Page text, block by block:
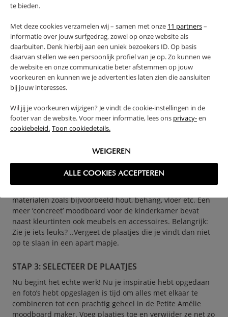
te bieden.
Met deze cookies verzamelen wij – samen met onze 11 partners–
informatie over jouw surfgedrag, zowel op onze website als
daarbuiten. Denk hierbij aan een uniek bezoekers ID. Op basis
daarvan stellen we een persoonlijk profiel van je op. Zo kunnen we
de website en onze communicatie beter afstemmen op jouw
voorkeuren en kunnen we je advertenties laten zien die aansluiten
bij jouw interesses.
Wil jij je voorkeuren wijzigen? Je vindt de cookie-instellingen in de
footer van de website. Voor meer informatie, lees ons privacy-en
cookiebeleid. Toon cookiedetails.
WEIGEREN
ALLE COOKIES ACCEPTEREN
kinderkamer. In onze moodboard maker kun je dit
een selectie door jou gekozen kleuren. In de moodboard
maker kun je iedere kleur kiezen die je wil. Kleuren in de
moodboard maker hebben een zogenaamde ‘Hex code’:
bijvoorbeeld een donker beige tint die wij veel gebruiken
heeft code # E9E3DB. Heb je een mooie kleur verf gezien in
bijvoorbeeld NCS, RAL, of misschien CMYK, RGB of Pantone?
..Dan kun je de meeste kleuren makkelijk omzetten naar
Hex formaat. Zoek op Internet naar “convert CMYK to Hex”
en je vindt een hele reeks aan tools waarmee je de ene
kleurcode kunt omzetten naar de andere.
STAP 2: BEDENK WAT VOOR DIGITAAL
MOODBOARD JE WILT MAKEN
Een digitaal moodboard kan meer abstract zijn. In dat
materialen zoals bijvoorbeeld hout, behang, vloer etc. Een
meer ‘concreet’ moodboard voor de kinderkamer bevat
naast kleurtinten ook meubels en accessoires. Belangrijk:
Zie je iets leuks? ..Vergeet de plaatjes die je vindt dan niet
op te slaan in een apart mapje.
STAP 3: SELECTEER DE PLAATJES
Nu begint het echte werk! Nu je inspiratie hebt opgedaan
en foto’s hebt opgeslagen is tijd om alles met elkaar te
combineren tot een prachtig geheel in de Petite Amélie
moodboard maker. Voeg plaatjes toe en verwijder ze net zo